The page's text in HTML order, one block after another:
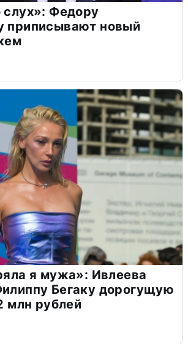
слух»: Федору
приписывают новый
я мужа»: Ивлеева
Бегаку дорогущую
млн рублей